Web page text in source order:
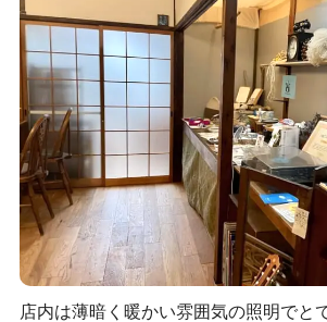
店内は薄暗く暖かい雰囲気の照明でと